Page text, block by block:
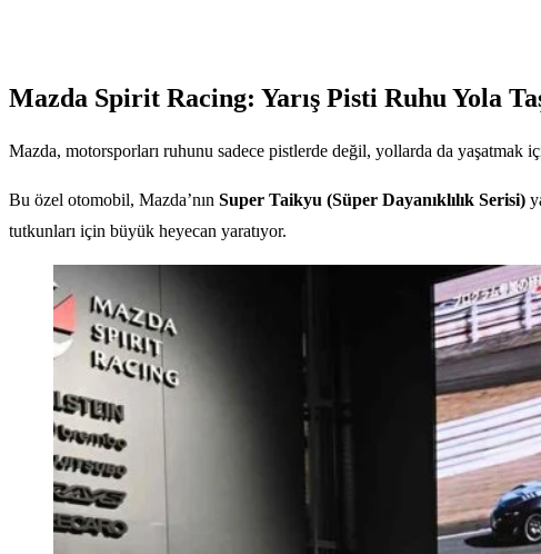
Mazda Spirit Racing: Yarış Pisti Ruhu Yola
Mazda, motorsporları ruhunu sadece pistlerde değil, yollarda da yaşatmak
Bu özel otomobil, Mazda’nın Super Taikyu (Süper Dayanıklılık Serisi)
tutkunları için büyük heyecan yaratıyor.